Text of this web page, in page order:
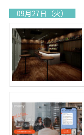
09月27日（火）